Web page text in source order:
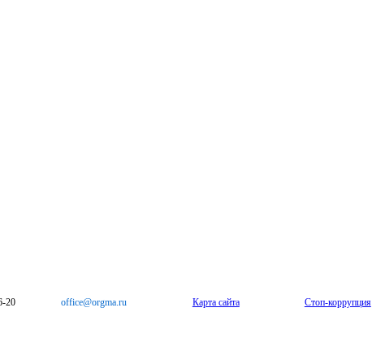
20 office@orgma.ru Карта сайта Стоп-коррупция